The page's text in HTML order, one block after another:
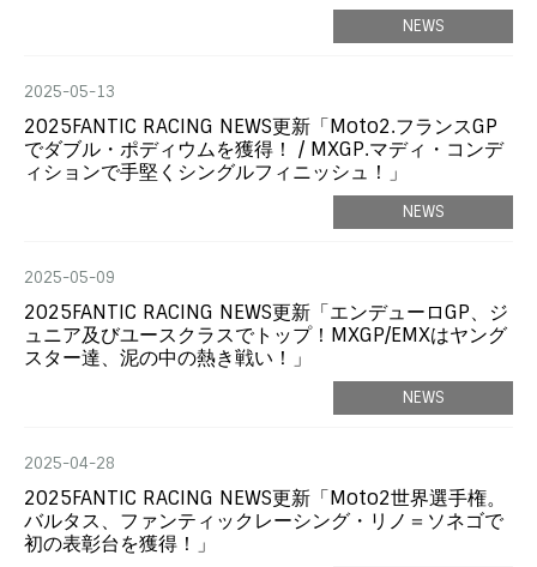
NEWS
2025-05-13
2025FANTIC RACING NEWS更新「Moto2.フランスGP
でダブル・ポディウムを獲得！ / MXGP.マディ・コンデ
ィションで手堅くシングルフィニッシュ！」
NEWS
2025-05-09
2025FANTIC RACING NEWS更新「エンデューロGP、ジ
ュニア及びユースクラスでトップ！MXGP/EMXはヤング
スター達、泥の中の熱き戦い！」
NEWS
2025-04-28
2025FANTIC RACING NEWS更新「Moto2世界選手権。
バルタス、ファンティックレーシング・リノ＝ソネゴで
初の表彰台を獲得！」